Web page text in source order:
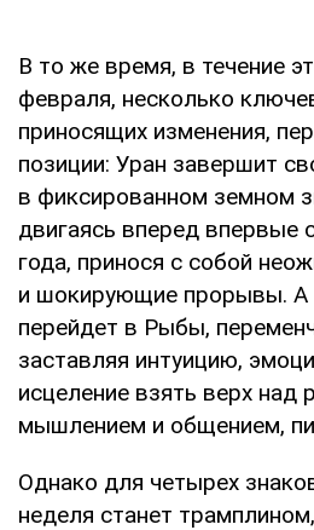
В то же время, в течение
февраля, несколько
приносящих изменения,
позиции: Уран завершит
в фиксированном земном
двигаясь вперед впервые
года, принося с собой
и шокирующие прорывы. А
перейдет в Рыбы,
заставляя интуицию,
исцеление взять верх над
мышлением и общением,
Однако для четырех
неделя станет